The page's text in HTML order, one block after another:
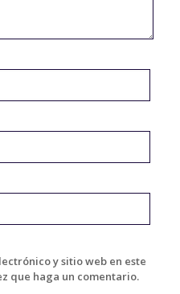
y sitio web en este
que haga un comentario.